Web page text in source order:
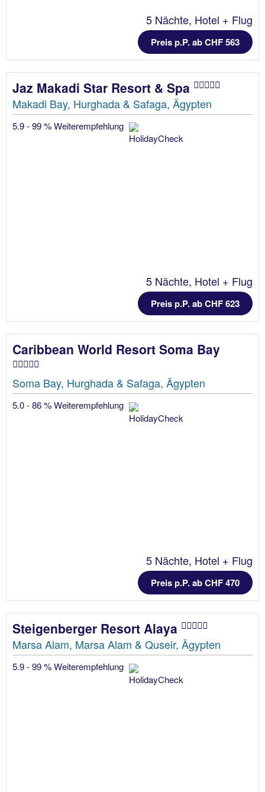
5 Nächte, Hotel + Flug
Preis p.P. ab CHF 563
Jaz Makadi Star Resort & Spa
Makadi Bay, Hurghada & Safaga, Ägypten
5.9 - 99 % Weiterempfehlung
5 Nächte, Hotel + Flug
Preis p.P. ab CHF 623
Caribbean World Resort Soma Bay
Soma Bay, Hurghada & Safaga, Ägypten
5.0 - 86 % Weiterempfehlung
5 Nächte, Hotel + Flug
Preis p.P. ab CHF 470
Steigenberger Resort Alaya
Marsa Alam, Marsa Alam & Quseir, Ägypten
5.9 - 99 % Weiterempfehlung